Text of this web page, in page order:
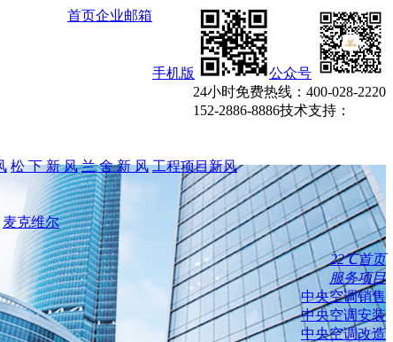
公众号
手机版
企业邮箱
首页
24小时免费热线： 400-028-2220
152-2886-8886技术支持：
松 下 新 风 兰 舍 新 风 工程项目新风
麦克维尔
22℃首页
服务项目
中央空调销售
中央空调安装
中央空调改造